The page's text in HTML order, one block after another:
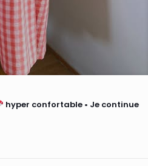
hyper confortable • Je continue